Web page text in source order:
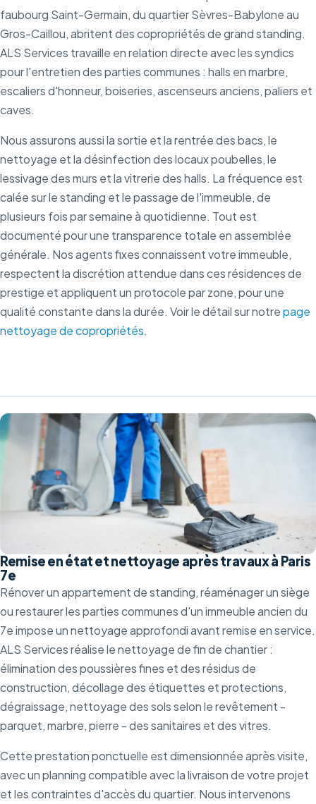
faubourg Saint-Germain, du quartier Sèvres-Babylone au
Gros-Caillou, abritent des copropriétés de grand standing.
ALS Services travaille en relation directe avec les syndics
pour l'entretien des parties communes : halls en marbre,
escaliers d'honneur, boiseries, ascenseurs anciens, paliers et
caves.
Nous assurons aussi la sortie et la rentrée des bacs, le
nettoyage et la désinfection des locaux poubelles, le
lessivage des murs et la vitrerie des halls. La fréquence est
calée sur le standing et le passage de l'immeuble, de
plusieurs fois par semaine à quotidienne. Tout est
documenté pour une transparence totale en assemblée
générale. Nos agents fixes connaissent votre immeuble,
respectent la discrétion attendue dans ces résidences de
prestige et appliquent un protocole par zone, pour une
qualité constante dans la durée. Voir le détail sur notrepage
nettoyage de copropriétés.
Remise en état et nettoyage après travaux à Paris
7e
Rénover un appartement de standing, réaménager un siège
ou restaurer les parties communes d'un immeuble ancien du
7e impose un nettoyage approfondi avant remise en service.
ALS Services réalise le nettoyage de fin de chantier :
élimination des poussières fines et des résidus de
construction, décollage des étiquettes et protections,
dégraissage, nettoyage des sols selon le revêtement -
parquet, marbre, pierre - des sanitaires et des vitres.
Cette prestation ponctuelle est dimensionnée après visite,
avec un planning compatible avec la livraison de votre projet
et les contraintes d'accès du quartier. Nous intervenons